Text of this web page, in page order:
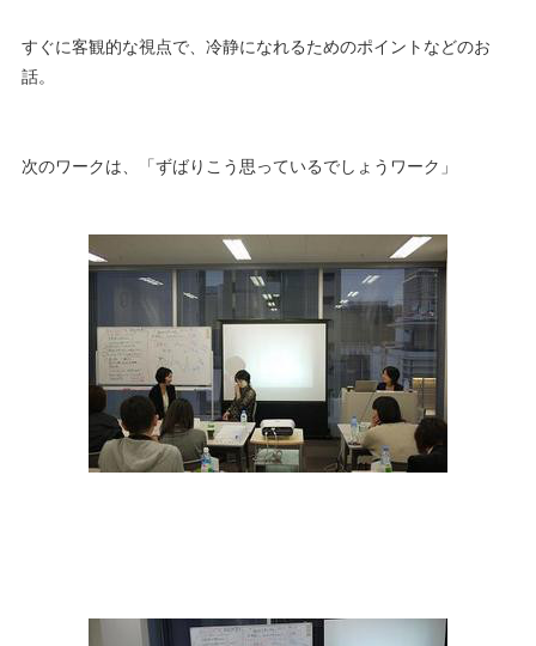
すぐに客観的な視点で、冷静になれるためのポイントなどのお
話。
次のワークは、「ずばりこう思っているでしょうワーク」